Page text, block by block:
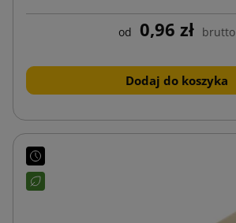
od 0,96 zł brutto
Dodaj do koszyka